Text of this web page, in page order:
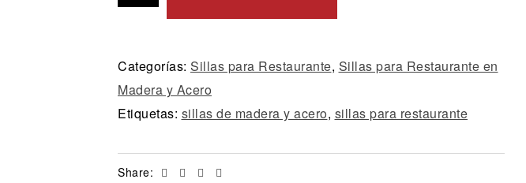
Categorías: Sillas para Restaurante, Sillas para Restaurante en
Madera y Acero
Etiquetas: sillas de madera y acero, sillas para restaurante
Share: Facebook
TwitterLinkedin